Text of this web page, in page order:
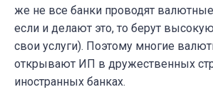
же не все банки проводят
если и делают это, то берут
свои услуги). Поэтому многие
открывают ИП в дружественных
иностранных банках.